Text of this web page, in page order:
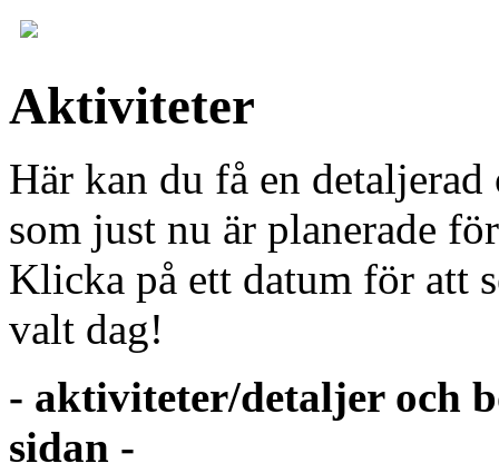
Aktiviteter
Här kan du få en
som just nu är planerade
Klicka på ett datum för att
valt dag!
- aktiviteter/detaljer och
sidan -